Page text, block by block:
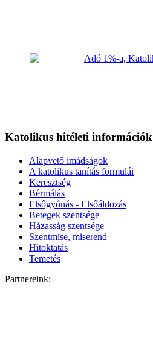
Katolikus hitéleti információk
Alapvető imádságok
A katolikus tanítás formulái
Keresztség
Bérmálás
Elsőgyónás - Elsőáldozás
Betegek szentsége
Házasság szentsége
Szentmise, miserend
Hitoktatás
Temetés
Partnereink: